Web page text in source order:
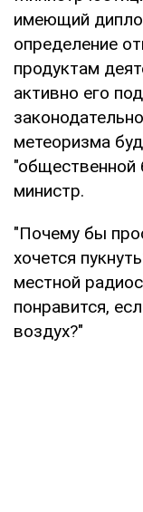
имеющий
определение
продуктам
активно его
метеоризма
"общественной
министр.
"Почему бы
хочется
местной
понравится,
воздух?"